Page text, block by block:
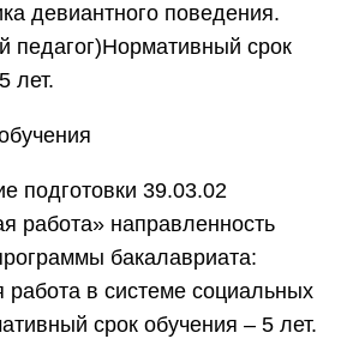
девиантного поведения.
педагог)Нормативный срок
лет.
подготовки 39.03.02
работа» направленность
бакалавриата:
работа в системе социальных
срок обучения – 5 лет.